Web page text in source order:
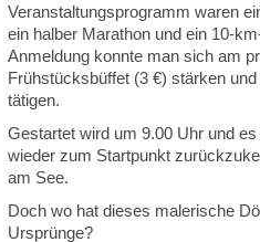
Veranstaltungsprogramm waren
ein halber Marathon und ein 10-
Anmeldung konnte man sich am
Frühstücksbüffet (3 €) stärken
tätigen.
Gestartet wird um 9.00 Uhr und
wieder zum Startpunkt
am See.
Doch wo hat dieses malerische
Ursprünge?